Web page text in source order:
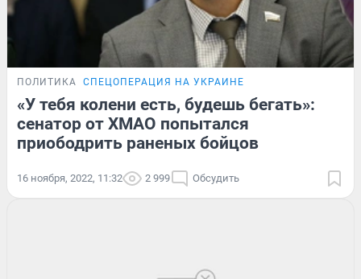
ПОЛИТИКА СПЕЦОПЕРАЦИЯ НА УКРАИНЕ
«У тебя колени есть, будешь бегать»:
сенатор от ХМАО попытался
приободрить раненых бойцов
16 ноября, 2022, 11:32 2 999 Обсудить